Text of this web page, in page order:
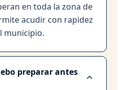
en toda la zona de
acudir con rapidez
municipio.
preparar antes